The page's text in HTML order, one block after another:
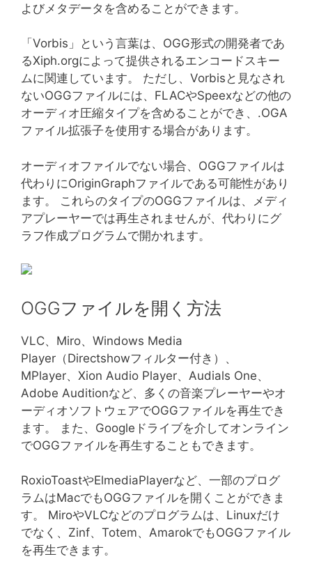
よびメタデータを含めることができます。
「Vorbis」という言葉は、OGG形式の開発者であ
るXiph.orgによって提供されるエンコードスキー
ムに関連しています。 ただし、Vorbisと見なされ
ないOGGファイルには、FLACやSpeexなどの他の
オーディオ圧縮タイプを含めることができ、.OGA
ファイル拡張子を使用する場合があります。
オーディオファイルでない場合、OGGファイルは
代わりにOriginGraphファイルである可能性があり
ます。 これらのタイプのOGGファイルは、メディ
アプレーヤーでは再生されませんが、代わりにグ
ラフ作成プログラムで開かれます。
OGGファイルを開く方法
VLC、Miro、Windows Media
Player（Directshowフィルター付き）、
MPlayer、Xion Audio Player、Audials One、
Adobe Auditionなど、多くの音楽プレーヤーやオ
ーディオソフトウェアでOGGファイルを再生でき
ます。 また、Googleドライブを介してオンライン
でOGGファイルを再生することもできます。
RoxioToastやElmediaPlayerなど、一部のプログ
ラムはMacでもOGGファイルを開くことができま
す。 MiroやVLCなどのプログラムは、Linuxだけ
でなく、Zinf、Totem、AmarokでもOGGファイル
を再生できます。